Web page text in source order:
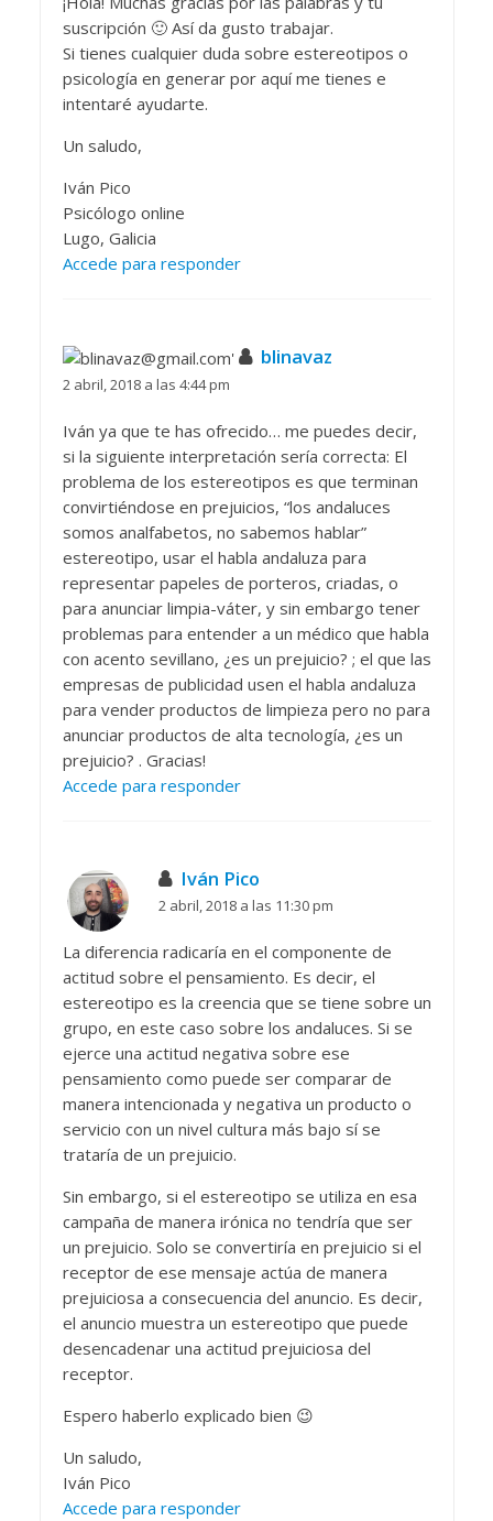
suscripción 🙂 Así da gusto trabajar.
Si tienes cualquier duda sobre estereotipos o
psicología en generar por aquí me tienes e
intentaré ayudarte.
Un saludo,
Iván Pico
Psicólogo online
Lugo, Galicia
Accede para responder
blinavaz
2 abril, 2018 a las 4:44 pm
Iván ya que te has ofrecido… me puedes decir,
si la siguiente interpretación sería correcta: El
problema de los estereotipos es que terminan
convirtiéndose en prejuicios, “los andaluces
somos analfabetos, no sabemos hablar”
estereotipo, usar el habla andaluza para
representar papeles de porteros, criadas, o
para anunciar limpia-váter, y sin embargo tener
problemas para entender a un médico que habla
con acento sevillano, ¿es un prejuicio? ; el que las
empresas de publicidad usen el habla andaluza
para vender productos de limpieza pero no para
anunciar productos de alta tecnología, ¿es un
prejuicio? . Gracias!
Accede para responder
Iván Pico
2 abril, 2018 a las 11:30 pm
La diferencia radicaría en el componente de
actitud sobre el pensamiento. Es decir, el
estereotipo es la creencia que se tiene sobre un
grupo, en este caso sobre los andaluces. Si se
ejerce una actitud negativa sobre ese
pensamiento como puede ser comparar de
manera intencionada y negativa un producto o
servicio con un nivel cultura más bajo sí se
trataría de un prejuicio.
Sin embargo, si el estereotipo se utiliza en esa
campaña de manera irónica no tendría que ser
un prejuicio. Solo se convertiría en prejuicio si el
receptor de ese mensaje actúa de manera
prejuiciosa a consecuencia del anuncio. Es decir,
el anuncio muestra un estereotipo que puede
desencadenar una actitud prejuiciosa del
receptor.
Espero haberlo explicado bien 😉
Un saludo,
Iván Pico
Accede para responder